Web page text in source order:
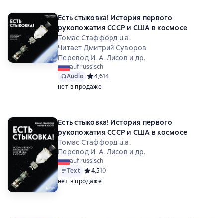
Есть стыковка! История первого
рукопожатия СССР и США в космосе
Томас Стаффорд u.a.
Читает Дмитрий Суворов
Перевод И. А. Лисов и др.
auf russisch
Audio Средний рейтинг 4,6 на основе 14 оценок
4,614
нет в продаже
Есть стыковка! История первого
рукопожатия СССР и США в космосе
Томас Стаффорд u.a.
Перевод И. А. Лисов и др.
auf russisch
Text Средний рейтинг 4,5 на основе 10 оценок
4,510
нет в продаже